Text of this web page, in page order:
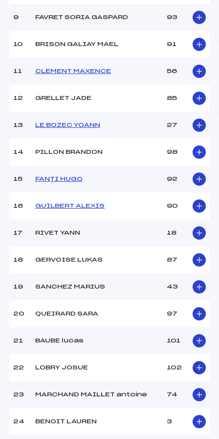
neige
Ouvreurs B :
Ouvreurs D :
-3
Température arrivée :
-2
Mic
9 FAVRET SORIA GASPARD 93
10 BRISON GALIAY MAEL 91
11 CLEMENT MAXENCE 56
12 GRELLET JADE 85
13 LE BOZEC YOANN 27
14 PILLON BRANDON 98
15 FANTI HUGO 92
16 GUILBERT ALEXIS 90
17 RIVET YANN 18
18 GERVOISE LUKAS 87
19 SANCHEZ MARIUS 43
20 QUEIRARD SARA 97
21 BAUBE lucas 101
22 LOBRY JOSUE 102
23 MARCHAND MAILLET antoine 74
24 BENOIT LAUREN 3